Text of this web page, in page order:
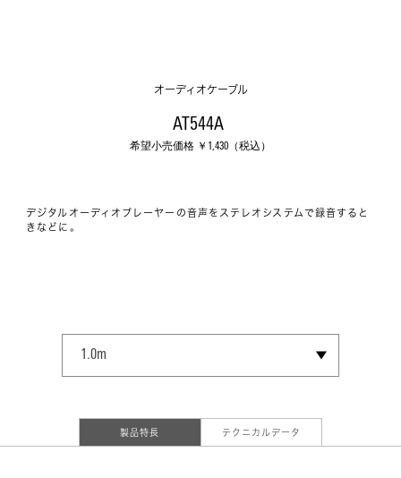
オーディオケーブル
AT544A
希望小売価格 ￥ 1,430 （税込）
デジタルオーディオプレーヤーの音声をステレオシステムで録音すると
きなどに。
SELECT SIZE
1.0m
製品特長 テクニカルデータ